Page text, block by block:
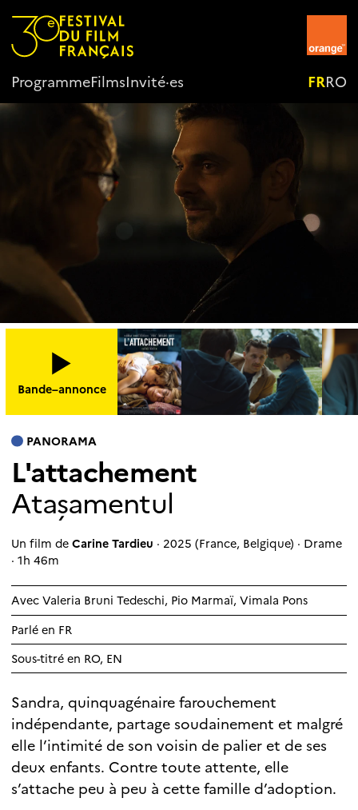
ProgrammeFilmsInvité·es FRRO
Bande–annonce
PANORAMA
L'attachement
Atașamentul
Un film deCarine Tardieu · 2025 (France, Belgique) · Drame
· 1h 46m
AvecValeria Bruni Tedeschi, Pio Marmaï,Vimala Pons
Parlé en FR
Sous-titré en RO, EN
Sandra, quinquagénaire farouchement
indépendante, partage soudainement et malgré
elle l’intimité de son voisin de palier et de ses
deux enfants. Contre toute attente, elle
s’attache peu à peu à cette famille d’adoption.